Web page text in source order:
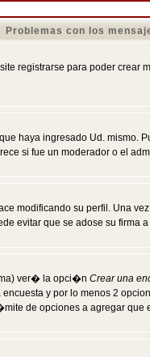
Problemas con los
registrarse para poder
haya ingresado Ud. mismo.
si fue un moderador o el
modificando su perfil. Una
evitar que se adose su firma
ver� la opci�n Crear una
y por lo menos 2
de opciones a agregar que